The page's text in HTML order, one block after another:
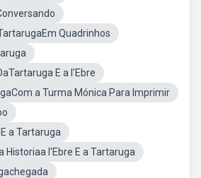
Quadrinhos
E a l'Ebre
a Turma Mónica Para Imprimir
a Tartaruga
Historiaa l'Ebre E a Tartaruga